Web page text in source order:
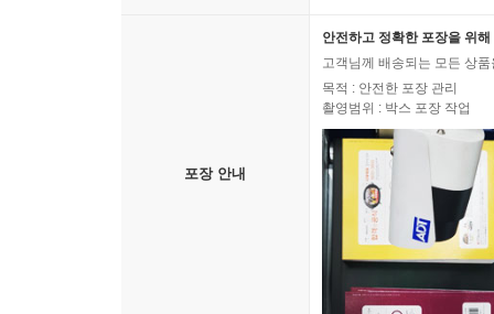
포장 안내
안전하고 정확한 포장을 위
고객님께 배송되는 모든 상
목적 : 안전한 포장 관리
촬영범위 : 박스 포장 작업